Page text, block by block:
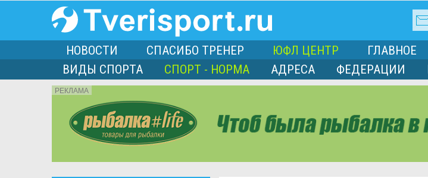
НОВОСТИ СПАСИБО ТРЕНЕР ЮФЛ ЦЕНТР ГЛАВНОЕ
ВИДЫ СПОРТА
СПОРТ - НОРМА АДРЕСА ФЕДЕРАЦИИ
РЕКЛАМА